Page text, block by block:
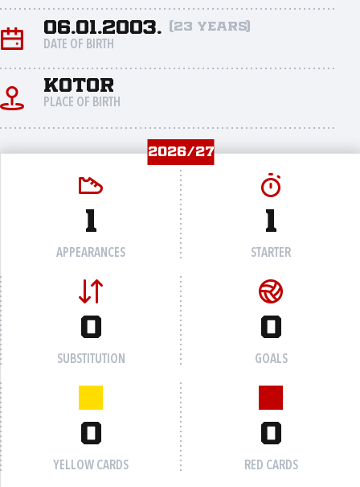
06.01.2003. (23 years)
DATE OF BIRTH
Kotor
PLACE OF BIRTH
2026/27
1
APPEARANCES
1
STARTER
0
SUBSTITUTION
0
GOALS
0
YELLOW CARDS
0
RED CARDS